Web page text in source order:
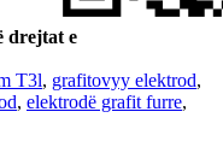
drejtat e
T3l, grafitovyy elektrod,
, elektrodë grafit furre,